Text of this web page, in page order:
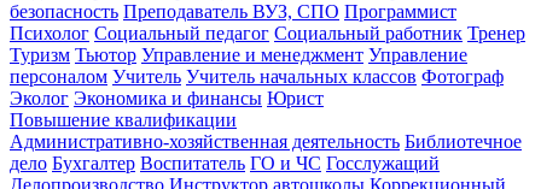
безопасность Преподаватель ВУЗ, СПО Программист
Психолог Социальный педагог Социальный работник Тренер
Туризм Тьютор Управление и менеджмент Управление
персоналом Учитель Учитель начальных классов Фотограф
Эколог Экономика и финансы Юрист
Повышение квалификации
Административно-хозяйственная деятельность Библиотечное
дело Бухгалтер Воспитатель ГО и ЧС Госслужащий
Делопроизводство Инструктор автошколы Коррекционный